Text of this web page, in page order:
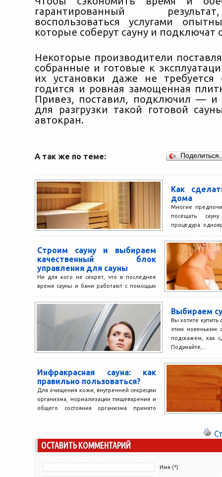
гарантированный
воспользоваться услугами
которые соберут сауну и подключат
Некоторые производители
собранные и готовые к
их установки даже не
годится и ровная замощенная
Привез, поставил, подключил — и
для разгрузки такой готовой
автокран.
А так же по теме:
Как
дома
Многие
посещать
процедура
выходя...
Строим сауну и выбираем
качественный блок
управления для сауны
Ни для кого не секрет, что в последнее
время сауны и бани работают с помощью
оборудование...
Выбираем
Вы хотите купить
этим новеньким
подскажем, как
Подумайте,...
Инфракрасная сауна: как
правильно пользоваться?
Для очищения кожи, внутренней секреции
организма, нормализации пищеварения и
общего состояния организма принято
ОСТАВИТЬ КОММЕНТАРИЙ
Имя (*)